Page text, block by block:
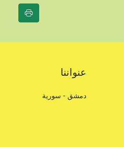
عنواننا
دمشق - سورية